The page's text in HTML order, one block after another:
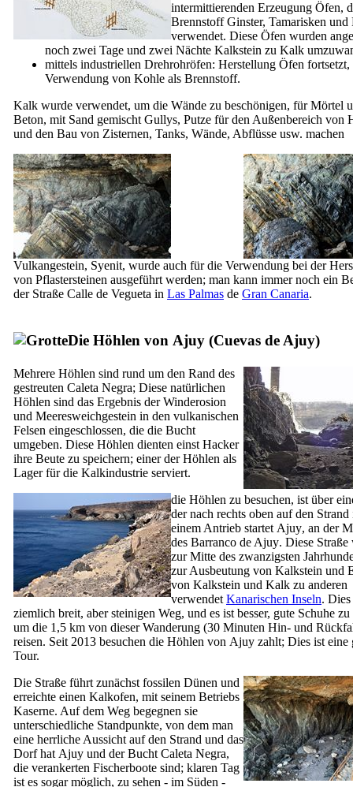
intermittierenden Erzeugung Öfen,
Brennstoff Ginster, Tamarisken und
verwendet. Diese Öfen wurden
noch zwei Tage und zwei Nächte Kalkstein zu Kalk
mittels industriellen Drehrohröfen: Herstellung Öfen fortsetzt,
Verwendung von Kohle als Brennstoff.
Kalk wurde verwendet, um die Wände zu beschönigen, für Mörtel
Beton, mit Sand gemischt Gullys, Putze für den Außenbereich von
und den Bau von Zisternen, Tanks, Wände, Abflüsse usw. machen
Vulkangestein, Syenit, wurde auch für die Verwendung bei der
von Pflastersteinen ausgeführt werden; man kann immer noch ein
der Straße Calle de Vegueta in Las Palmas de Gran Canaria.
Die Höhlen von Ajuy (Cuevas de Ajuy)
Mehrere Höhlen sind rund um den Rand des
gestreuten Caleta Negra; Diese natürlichen
Höhlen sind das Ergebnis der Winderosion
und Meeresweichgestein in den vulkanischen
Felsen eingeschlossen, die die Bucht
umgeben. Diese Höhlen dienten einst Hacker
ihre Beute zu speichern; einer der Höhlen als
Lager für die Kalkindustrie serviert.
die Höhlen zu besuchen, ist über
der nach rechts oben auf den
einem Antrieb startet Ajuy, an der
des Barranco de Ajuy. Diese Straße
zur Mitte des zwanzigsten
zur Ausbeutung von Kalkstein und
von Kalkstein und Kalk zu anderen
verwendet Kanarischen Inseln.
ziemlich breit, aber steinigen Weg, und es ist besser, gute Schuhe
um die 1,5 km von dieser Wanderung (30 Minuten Hin- und
reisen. Seit 2013 besuchen die Höhlen von Ajuy zahlt; Dies ist eine
Tour.
Die Straße führt zunächst fossilen Dünen und
erreichte einen Kalkofen, mit seinem Betriebs
Kaserne. Auf dem Weg begegnen sie
unterschiedliche Standpunkte, von dem man
eine herrliche Aussicht auf den Strand und das
Dorf hat Ajuy und der Bucht Caleta Negra,
die verankerten Fischerboote sind; klaren Tag
ist es sogar möglich, zu sehen - im Süden -